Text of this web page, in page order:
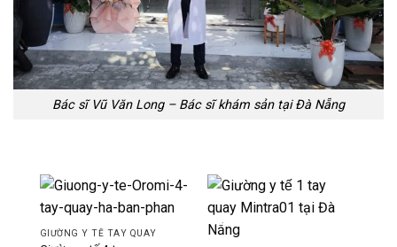
Bác sĩ Vũ Văn Long – Bác sĩ khám sản tại Đà Nẵng
-11%
GIƯỜNG Y TẾ TAY QUAY
-12%